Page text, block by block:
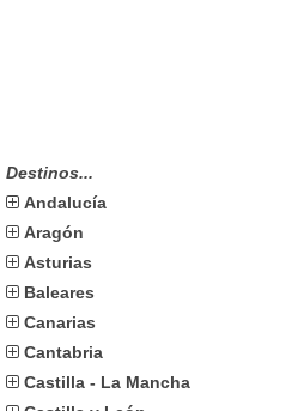
Destinos...
Andalucía
Aragón
Asturias
Baleares
Canarias
Cantabria
Castilla - La Mancha